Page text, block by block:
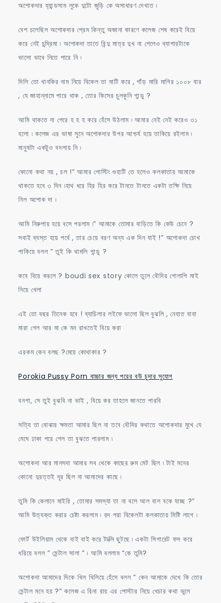
অশোকদার হ্যান্ডসাম লুকে দুটো জুড়ি কে অসাধারণ দেখাত ৷
বেশ চলেছিল অশোকদার প্রেম কিন্তু অজানা কারণে কলেজ শেষ করেই বিয়ে
করে নেই চন্দ্রিমা ৷ অশোকদা তাতে বিন্দু মাত্র দুখ না পেলেও ব্যাপারটাকে
ভালো ভাবে নিতে পারে নি ৷
দিলি তো খানকির নাম নিয়ে বিকেল তা মাটি করে , গাঁড় মারি মাগির ১০০৮ বার
, যে জাহান্নামে পারে থাক , তোর কিসের চুলকুনি গান্ডু ?
আমি থাকতে না পেরে হ হ হ করে হেঁসে উঠলাম ৷ আমার নেই নেই করেও ৩১
হলো ৷ কলেজ এর ভাষা সুনে অশোকদার উপর আশ্চর্য হয়ে তাকিয়ে রইলাম ৷
মানুষটা একটুও বদলায় নি ৷
কোনো কথা নয় , চল !” আমার পোস্টিং গুহাটি তে হলেও কলকাতায় আমাকে
থাকতে হবে ৩ দিন ৷হাথ ধরে হির হির করে টানতে টানতে একটা তক্ষি নিয়ে
নিল অশোক দা ৷
আমি নিরুপায় হয়ে বসে পরলাম ৷” আমাকে তোমার বাড়িতে কি কেউ চেনে ?
সবাই ব্যস্ত হয়ে পর্বে , তার চেয়ে বরণ অন্য এক দিন যাই !” অশোকদা চোখ
পাকিয়ে বলল ” তুই কি থামলি গান্ডু ?
কবে বিয়ে করলে ? boudi sex story কোলে তুলে বৌদির গোলাপি মাই
নিয়ে খেলা
এই তো বছর তিনেক হবে ! ব্যাচিলার লইফে ভালো ছিল বুঝলি , নেহাত বাবা
মারা গেল আর মা কে মন রাখতেই বিয়ে করা
এরকম কেন বলছ ?মেয়ে কোথাকার ?
Porokia Pussy Porn বাচ্চার জন্য পরের বউ চুদার সুযোগ
বনগা, সে তুই বুঝবি না ভাই , বিয়ে কর তাহলে জানতে পারবি
সত্যি তা বোঝার ক্ষমতা আমার ছিল না তবে বৌদির কথাতে অশোকদার মুখে যে
মেঘে ঢাকা পরে গেল তা বুঝতে পারলাম ৷
অশোকদা আর মানসদা আমার সব থেকে কাছের রুম মেট ছিল ৷ টাই মনের
কোনো দুরত্তই দূর ছিল না আমাদের কাছে ৷
তুমি কি কেলানে মাইরি , তোমার সমস্যা তা না বলে আল বাল বকে যাচ্ছ ?”
আমি উত্যক্ত করার চেষ্টা করলাম ৷ রদ পরা বিকেলটা কলকাতায় মিষ্টি লাগে ৷
ফোর্ট উইলিয়াম থেকে বাই বাই করে টাক্সি ছুটছে ৷ একটা সিগারেট ফস করে
ধরিয়ে বলল ” মেন্টাল সালা ” ৷ আমি বললাম “কে তুমি?
অশোকদা আমাদের দিকে খিল খিলিয়ে হেঁসে বলল ” কেন আমাকে দেখে কি তোর
মেন্টাল মনে হয় ?” কলেজ এ রিনা রায় এর পোস্টার নিয়ে খেচার কথা ভুলে